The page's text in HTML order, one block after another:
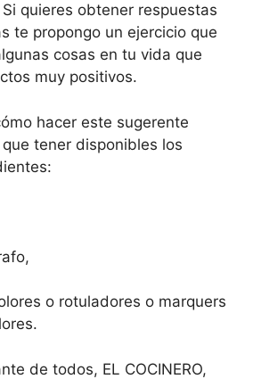
quieres obtener respuestas
te propongo un ejercicio que
cosas en tu vida que
muy positivos.
hacer este sugerente
tener disponibles los
o rotuladores o marquers
de todos, EL COCINERO,